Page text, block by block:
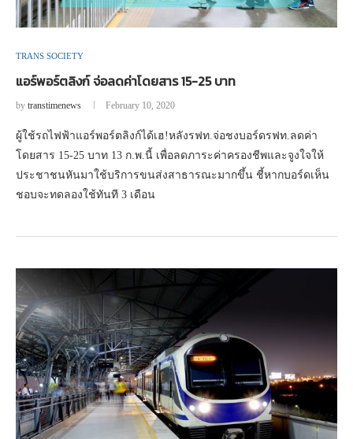
TRANS SOCIETY
แอร์พอร์ตลิงก์ จ่อลดค่าโดยสาร 15-25 บาท
by transtimenews February 10, 2020
ผู้ใช้รถไฟฟ้าแอร์พอร์ตลิงก์ได้เฮ!หลังรฟท.จ่อชงบอร์ดรฟท.ลดค่า
โดยสาร 15-25 บาท 13 ก.พ.นี้ เพื่อลดภาระค่าครองชีพและจูงใจให้
ประชาชนหันมาใช้บริการขนส่งสาธารณะมากขึ้น ชี้หากบอร์ดเห็น
ชอบจะทดลองใช้ทันที 3 เดือน